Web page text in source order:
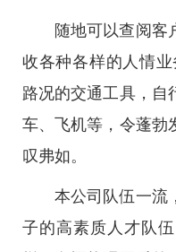
随地可以查阅客
收各种各样的人情
路况的交通工具，自
车、飞机等，令蓬勃
叹弗如。
本公司队伍一流
子的高素质人才队